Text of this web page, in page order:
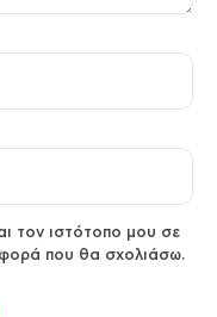
τον ιστότοπο μου σε
που θα σχολιάσω.